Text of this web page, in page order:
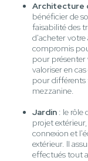
Architecture
bénéficier de
faisabilité des
d'acheter
compromis
pour présenter
valoriser en
pour différents
mezzanine.
Jardin : le rôle
projet
connexion et
extérieur. Il
effectués tout